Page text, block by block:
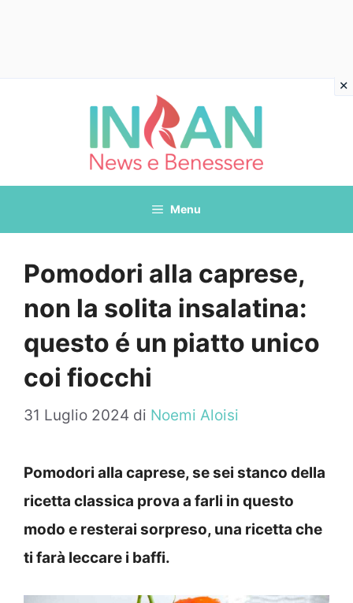
Menu
Pomodori alla caprese,
non la solita insalatina:
questo é un piatto unico
coi fiocchi
31 Luglio 2024 di Noemi Aloisi
Pomodori alla caprese, se sei stanco della
ricetta classica prova a farli in questo
modo e resterai sorpreso, una ricetta che
ti farà leccare i baffi.